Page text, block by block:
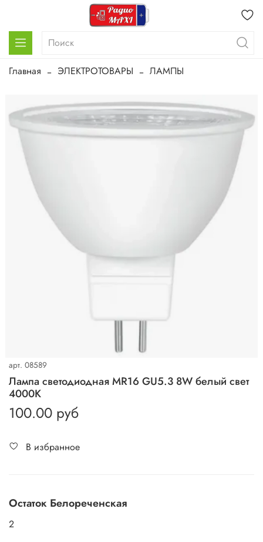
Главная ЭЛЕКТРОТОВАРЫ ЛАМПЫ
арт. 08589
Лампа cветодиодная MR16 GU5.3 8W белый свет
4000K
100.00 руб
В избранное
Остаток Белореченская
2